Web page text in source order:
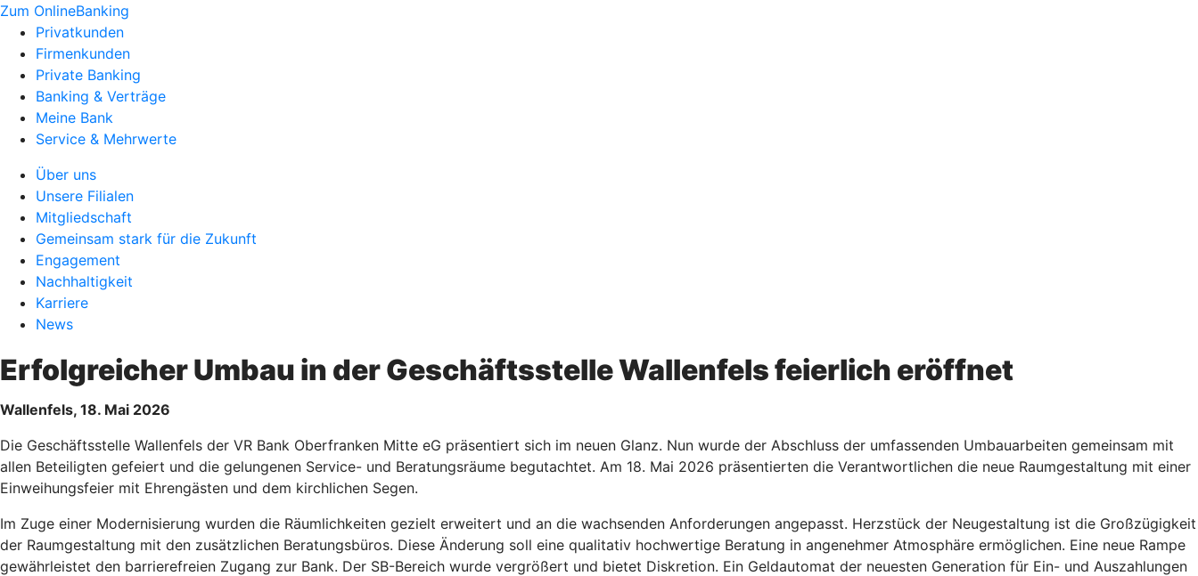
Zum OnlineBanking
Privatkunden
Firmenkunden
Private Banking
Banking & Verträge
Meine Bank
Service & Mehrwerte
Über uns
Unsere Filialen
Mitgliedschaft
Gemeinsam stark für die Zukunft
Engagement
Nachhaltigkeit
Karriere
News
Erfolgreicher Umbau in der Geschäftsstelle Wallenfels feierlich eröffnet
Wallenfels, 18. Mai 2026
Die Geschäftsstelle Wallenfels der VR Bank Oberfranken Mitte eG präsentiert sich im neuen Glanz. Nun wurde der Abschluss der umfassenden Umbauarbeiten gemeinsam mit
allen Beteiligten gefeiert und die gelungenen Service- und Beratungsräume begutachtet. Am 18. Mai 2026 präsentierten die Verantwortlichen die neue Raumgestaltung mit einer
Einweihungsfeier mit Ehrengästen und dem kirchlichen Segen.
Im Zuge einer Modernisierung wurden die Räumlichkeiten gezielt erweitert und an die wachsenden Anforderungen angepasst. Herzstück der Neugestaltung ist die Großzügigkeit
der Raumgestaltung mit den zusätzlichen Beratungsbüros. Diese Änderung soll eine qualitativ hochwertige Beratung in angenehmer Atmosphäre ermöglichen. Eine neue Rampe
gewährleistet den barrierefreien Zugang zur Bank. Der SB-Bereich wurde vergrößert und bietet Diskretion. Ein Geldautomat der neuesten Generation für Ein- und Auszahlungen